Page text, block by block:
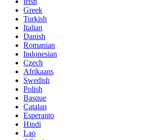
Greek
Turkish
Italian
Danish
Romanian
Indonesian
Czech
Afrikaans
Swedish
Polish
Basque
Catalan
Esperanto
Hindi
Lao